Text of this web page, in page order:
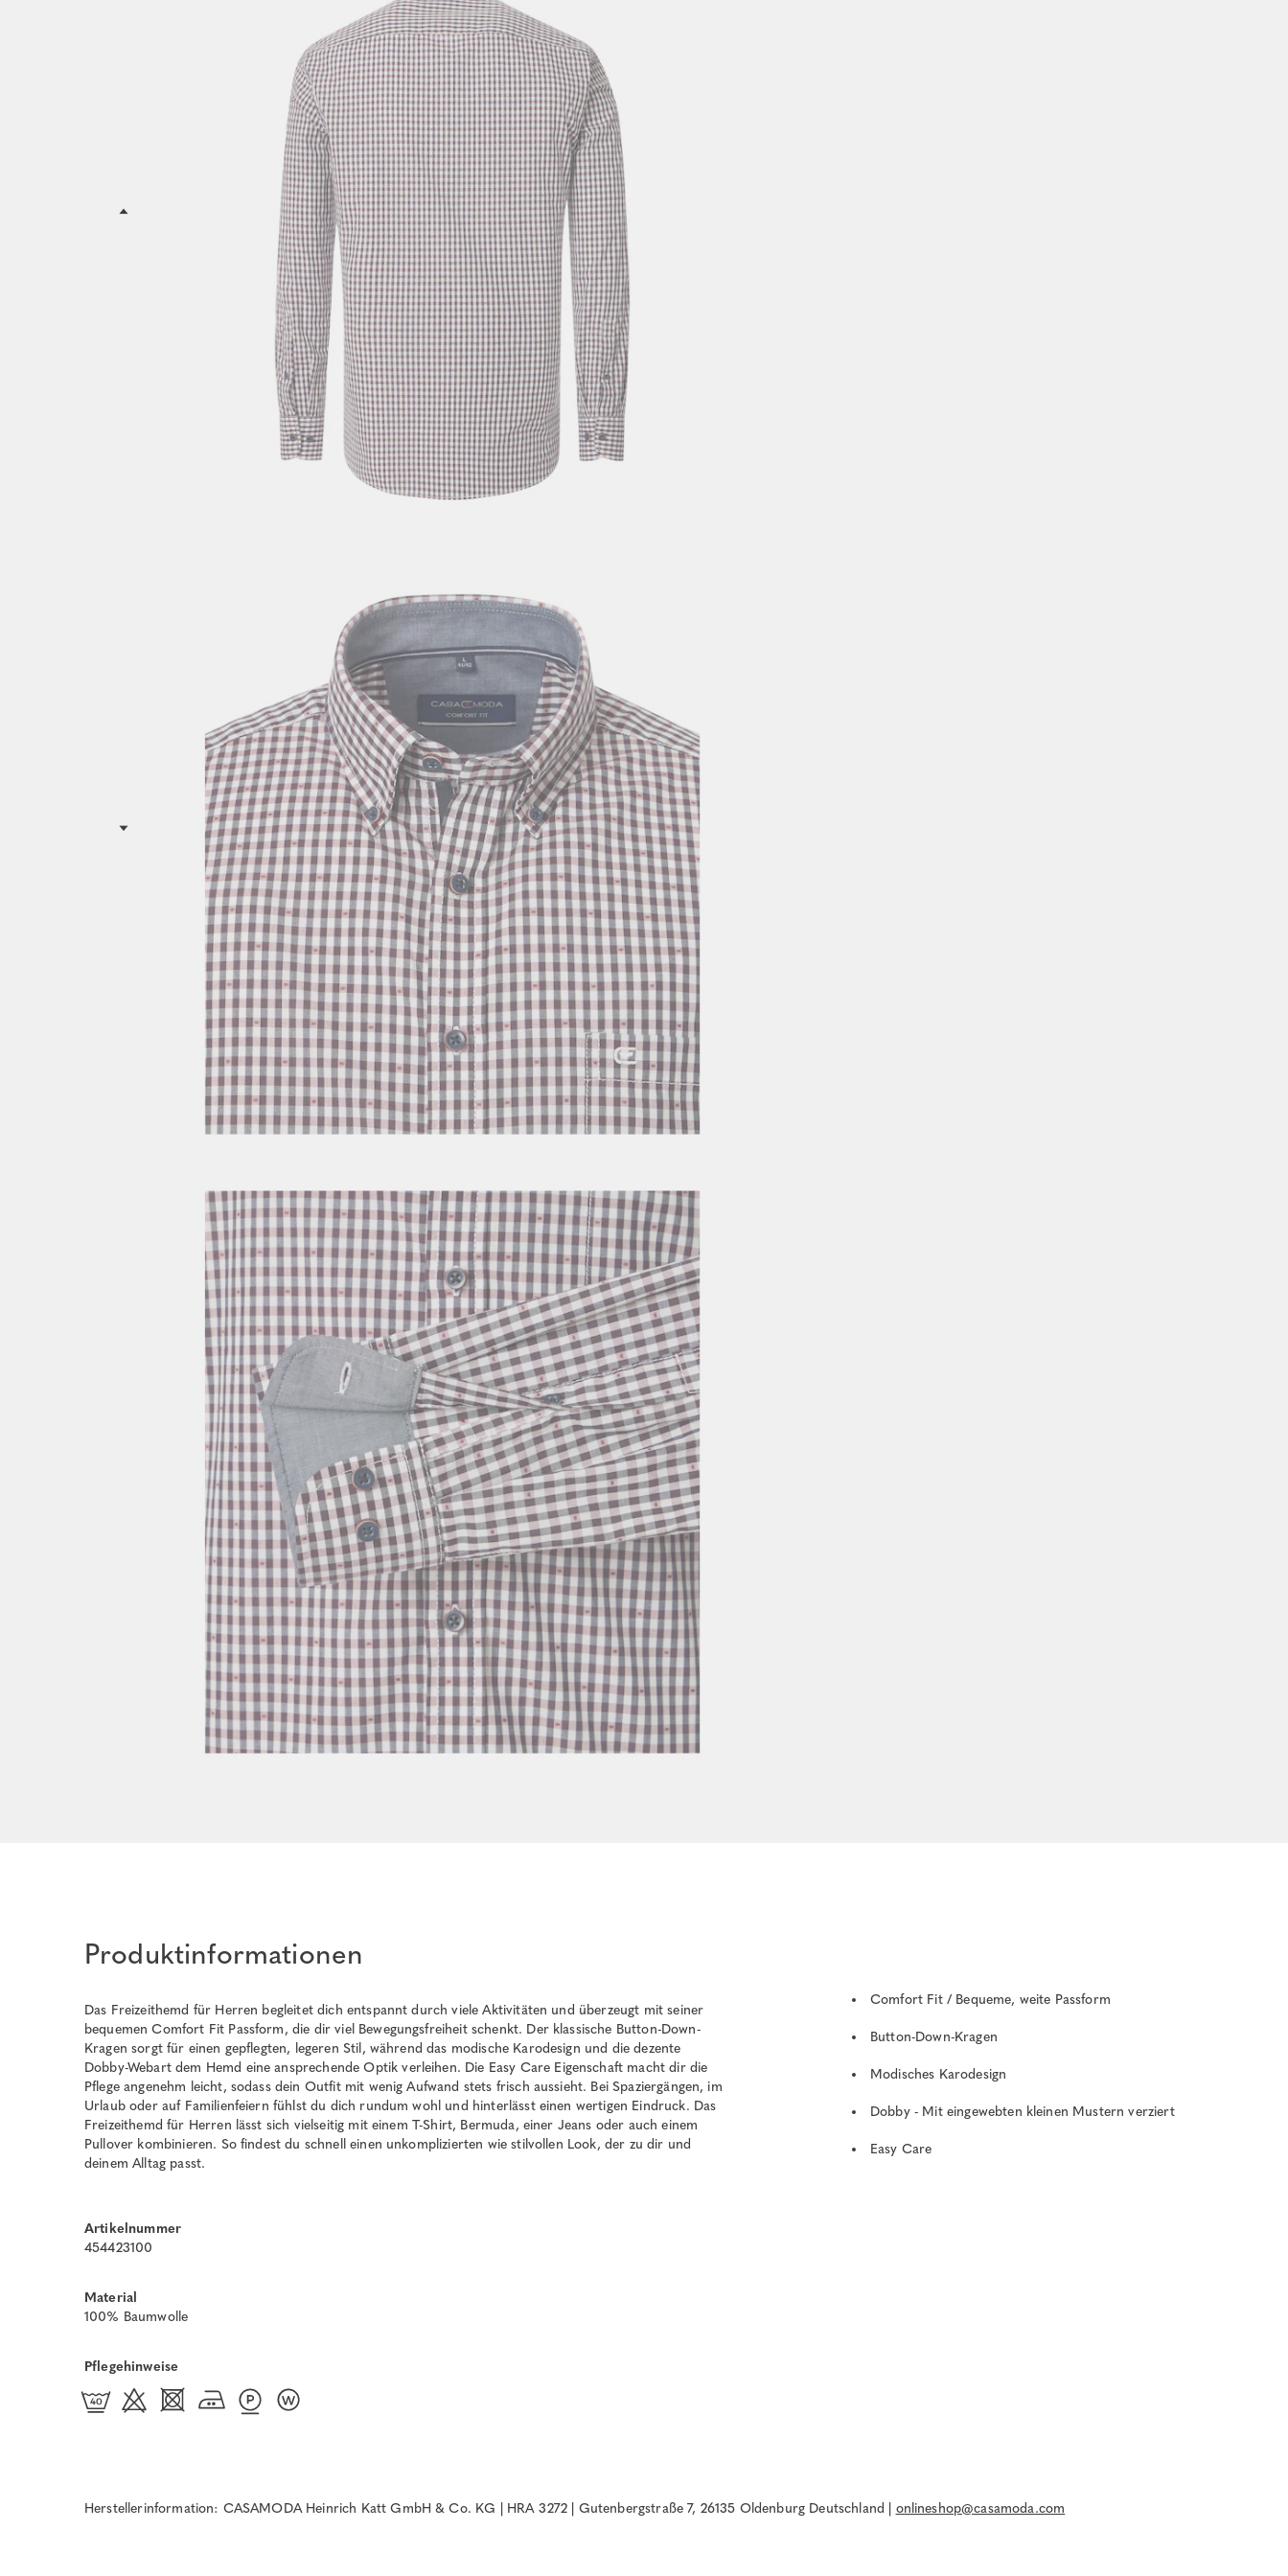
Produktinformationen
Das Freizeithemd für Herren begleitet dich entspannt durch viele Aktivitäten und überzeugt mit seiner
bequemen Comfort Fit Passform, die dir viel Bewegungsfreiheit schenkt. Der klassische Button-Down-
Kragen sorgt für einen gepflegten, legeren Stil, während das modische Karodesign und die dezente
Dobby-Webart dem Hemd eine ansprechende Optik verleihen. Die Easy Care Eigenschaft macht dir die
Pflege angenehm leicht, sodass dein Outfit mit wenig Aufwand stets frisch aussieht. Bei Spaziergängen, im
Urlaub oder auf Familienfeiern fühlst du dich rundum wohl und hinterlässt einen wertigen Eindruck. Das
Freizeithemd für Herren lässt sich vielseitig mit einem T-Shirt, Bermuda, einer Jeans oder auch einem
Pullover kombinieren. So findest du schnell einen unkomplizierten wie stilvollen Look, der zu dir und
deinem Alltag passt.
Artikelnummer
454423100
Material
100% Baumwolle
Pflegehinweise
Comfort Fit / Bequeme, weite Passform
Button-Down-Kragen
Modisches Karodesign
Dobby - Mit eingewebten kleinen Mustern verziert
Easy Care
Herstellerinformation: CASAMODA Heinrich Katt GmbH & Co. KG | HRA 3272 | Gutenbergstraße 7, 26135 Oldenburg Deutschland | onlineshop@casamoda.com